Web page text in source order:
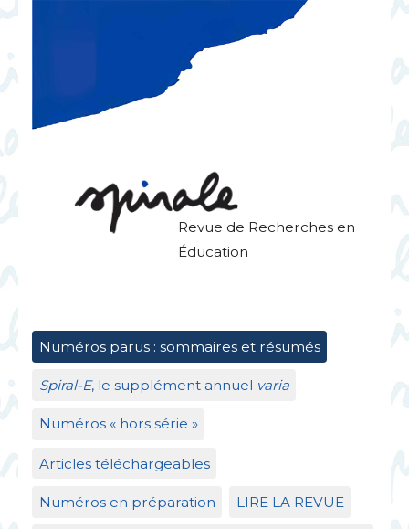
Revue de Recherches en
Éducation
Numéros parus : sommaires et résumés
Spiral-E, le supplément annuel varia
Numéros « hors série »
Articles téléchargeables
Numéros en préparation LIRE LA REVUE